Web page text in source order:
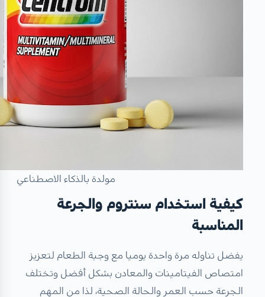
مولدة بالذكاء الاصطناعي
كيفية استخدام سنتروم والجرعة
المناسبة
يفضل تناوله مرة واحدة يوميا مع وجبة الطعام لتعزيز
امتصاص الفيتامينات والمعادن بشكل أفضل وتختلف
الجرعة حسب العمر والحالة الصحية، لذا من المهم